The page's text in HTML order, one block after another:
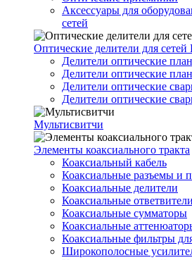
Аксессуары для
сетей
Оптические делители для
Делители оптические
Делители оптические
Делители оптические
Делители оптические
Мультисвитчи
Элементы коаксиального тракта
Коаксиальный кабель
Коаксиальные разъемы и
Коаксиальные делители
Коаксиальные ответвители
Коаксиальные сумматоры
Коаксиальные
Коаксиальные фильтры
Широкополосные